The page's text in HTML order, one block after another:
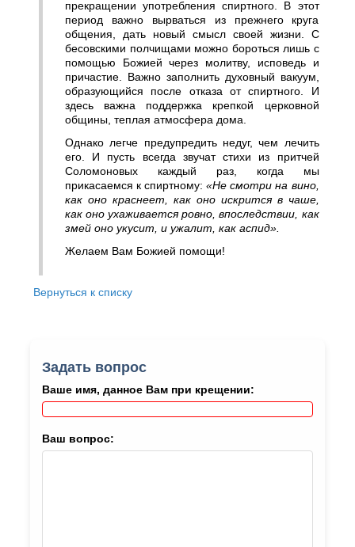
прекращении употребления спиртного. В этот
период важно вырваться из прежнего круга
общения, дать новый смысл своей жизни. С
бесовскими полчищами можно бороться лишь с
помощью Божией через молитву, исповедь и
причастие. Важно заполнить духовный вакуум,
образующийся после отказа от спиртного. И
здесь важна поддержка крепкой церковной
общины, теплая атмосфера дома.
Однако легче предупредить недуг, чем лечить
его. И пусть всегда звучат стихи из притчей
Соломоновых каждый раз, когда мы
прикасаемся к спиртному:«Не смотри на вино,
как оно краснеет, как оно искрится в чаше,
как оно ухаживается ровно, впоследствии, как
змей оно укусит, и ужалит, как аспид».
Желаем Вам Божией помощи!
Вернуться к списку
Задать вопрос
Ваше имя, данное Вам при крещении:
Ваш вопрос: